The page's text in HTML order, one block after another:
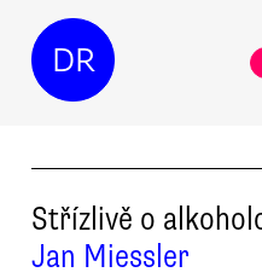
DR
Střízlivě o
Jan Miessler